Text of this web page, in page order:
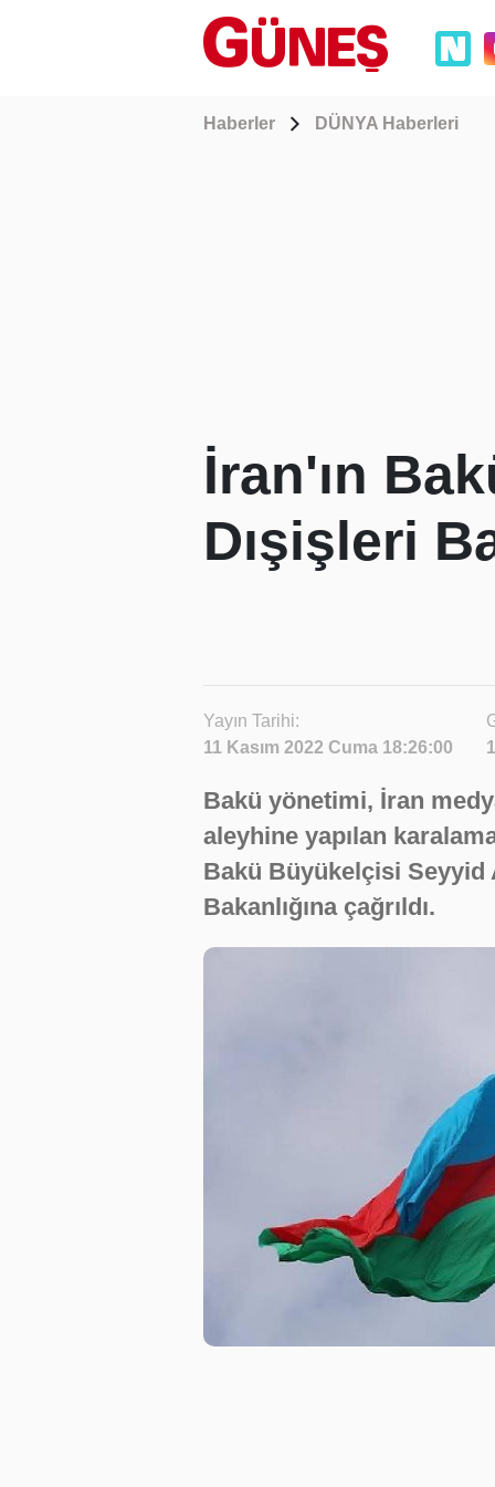
Haberler DÜNYA Haberleri
İran'ın
Dışişleri
Yayın Tarihi:
11 Kasım 2022 Cuma 18:26:00
Bakü yönetimi, İran
aleyhine yapılan
Bakü Büyükelçisi Seyyid
Bakanlığına çağrıldı.